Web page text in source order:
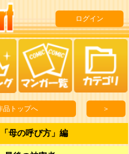
ログイン
品トップへ ＞
母の呼び方」編